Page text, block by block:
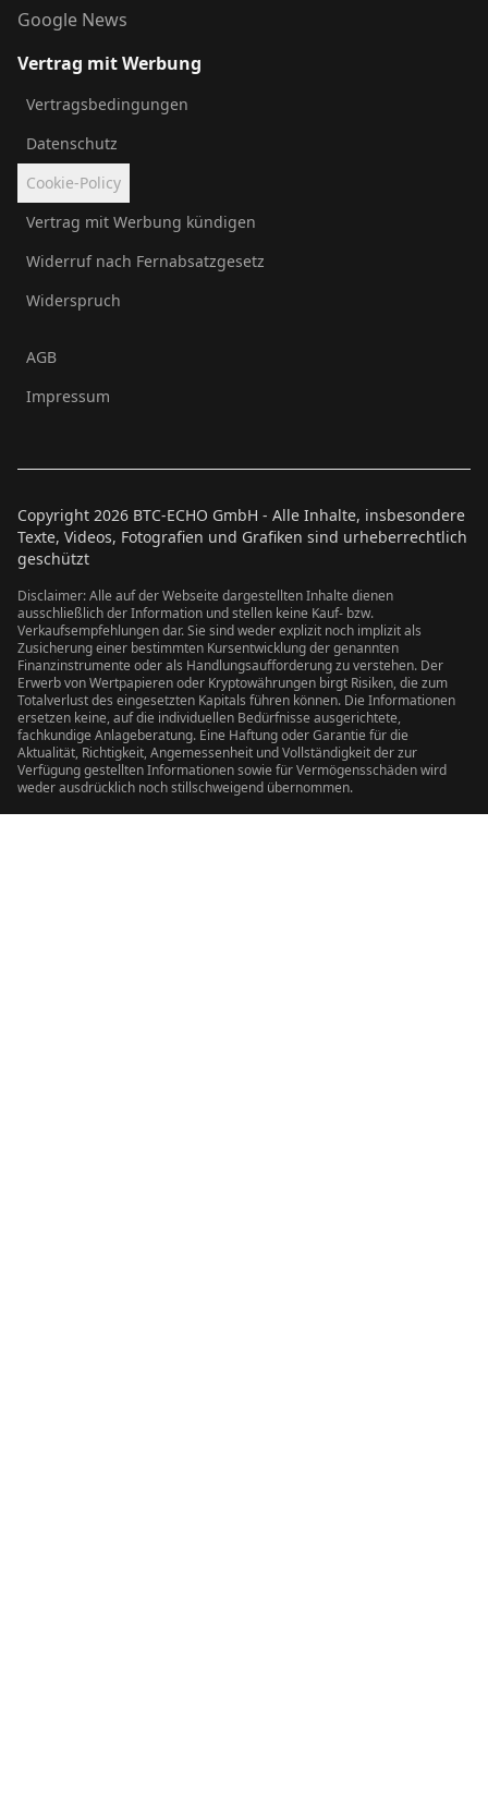
Google News
Vertrag mit Werbung
Vertragsbedingungen
Datenschutz
Cookie-Policy
Vertrag mit Werbung kündigen
Widerruf nach Fernabsatzgesetz
Widerspruch
AGB
Impressum
Copyright 2026 BTC-ECHO GmbH - Alle Inhalte, insbesondere
Texte, Videos, Fotografien und Grafiken sind urheberrechtlich
geschützt
Disclaimer: Alle auf der Webseite dargestellten Inhalte dienen
ausschließlich der Information und stellen keine Kauf- bzw.
Verkaufsempfehlungen dar. Sie sind weder explizit noch implizit als
Zusicherung einer bestimmten Kursentwicklung der genannten
Finanzinstrumente oder als Handlungsaufforderung zu verstehen. Der
Erwerb von Wertpapieren oder Kryptowährungen birgt Risiken, die zum
Totalverlust des eingesetzten Kapitals führen können. Die Informationen
ersetzen keine, auf die individuellen Bedürfnisse ausgerichtete,
fachkundige Anlageberatung. Eine Haftung oder Garantie für die
Aktualität, Richtigkeit, Angemessenheit und Vollständigkeit der zur
Verfügung gestellten Informationen sowie für Vermögensschäden wird
weder ausdrücklich noch stillschweigend übernommen.